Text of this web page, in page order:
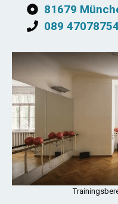
81679
089 47078754